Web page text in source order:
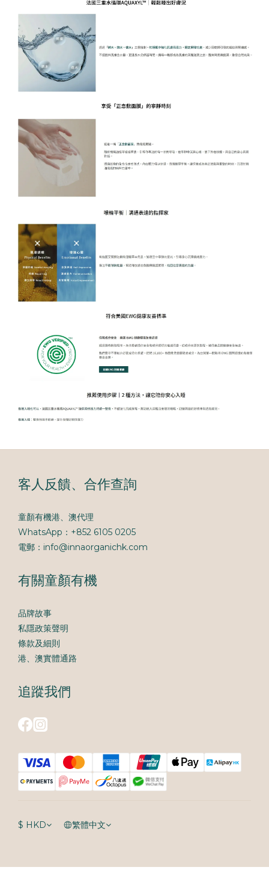
客人反饋、合作查詢
童顏有機港、澳代理
WhatsApp：+852 6105 0205
電郵：info@innaorganichk.com
有關童顏有機
品牌故事
私隱政策聲明
條款及細則
港、澳實體通路
追蹤我們
$ HKD 繁體中文